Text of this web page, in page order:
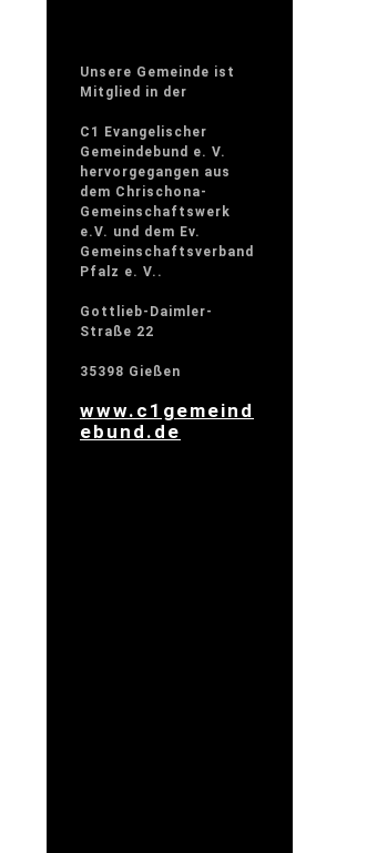
Unsere Gemeinde ist
Mitglied in der
C1 Evangelischer
Gemeindebund e. V.
hervorgegangen aus
dem Chrischona-
Gemeinschaftswerk
e.V. und dem Ev.
Gemeinschaftsverband
Pfalz e. V..
Gottlieb-Daimler-
Straße 22
35398 Gießen
www.c1gemeind
ebund.de